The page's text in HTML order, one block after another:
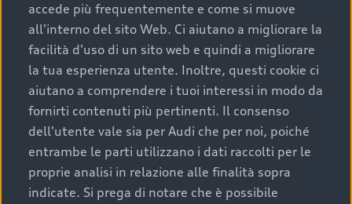
cronologia dei tagliandi: una documentazione
completa della vettura certifica una manutenzione
costante e accurata;
condizioni della carrozzeria e degli interni: una
buona conservazione evidenzia cura e attenzione del
precedente proprietario;
efficienza meccanica: motore, trasmissione e
componenti principali in ottimo stato garantiscono
prestazioni affidabili e sicure.
accede più frequentemente e come si muove
all'interno del sito Web. Ci aiutano a migliorare la
facilità d'uso di un sito web e quindi a migliorare
la tua esperienza utente. Inoltre, questi cookie ci
aiutano a comprendere i tuoi interessi in modo da
fornirti contenuti più pertinenti. Il consenso
dell'utente vale sia per Audi che per noi, poiché
entrambe le parti utilizzano i dati raccolti per le
proprie analisi in relazione alle finalità sopra
indicate. Si prega di notare che è possibile